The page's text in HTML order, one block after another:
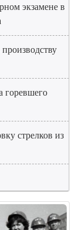
экзамене в
горевшего
стрелков из